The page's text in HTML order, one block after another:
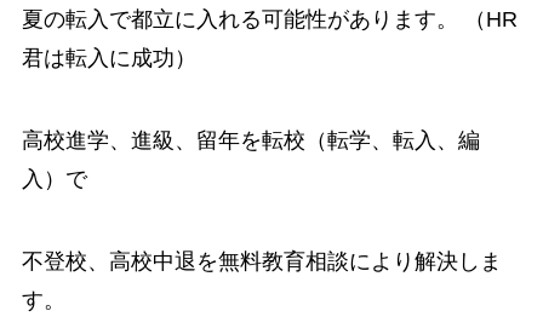
夏の転入 で都立に入れる可能性があります。 （HR
君は転入に成功）
高校進学、進級、留年を転校（転学、転入、編
入）で
不登校、 高校中退 を無料教育相談により解決しま
す。